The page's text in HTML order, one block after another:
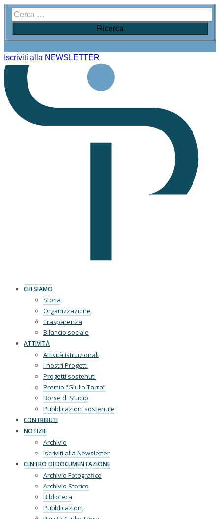
Iscriviti alla NEWSLETTER
CHI SIAMO
Storia
Organizzazione
Trasparenza
Bilancio sociale
ATTIVITÀ
Attività istituzionali
I nostri Progetti
Progetti sostenuti
Premio “Giulio Tarra”
Borse di Studio
Pubblicazioni sostenute
CONTRIBUTI
NOTIZIE
Archivio
Iscriviti alla Newsletter
CENTRO DI DOCUMENTAZIONE
Archivio Fotografico
Archivio Storico
Biblioteca
Pubblicazioni